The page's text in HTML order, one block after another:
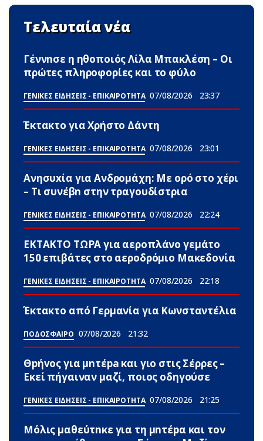
Τελευταία νέα
Γέννnσε η ηθοποιός Λίλα Μπακλέση – Οι
πρώτες πληροφορίες και το φύλο
ΓΕΝΙΚΕΣ ΕΙΔΗΣΕΙΣ - ΕΠΙΚΑΙΡΟΤΗΤΑ 07/08/2026 23:37
Έκτακτο για Χρήστο Δάντη
ΓΕΝΙΚΕΣ ΕΙΔΗΣΕΙΣ - ΕΠΙΚΑΙΡΟΤΗΤΑ 07/08/2026 23:01
Ανησυxία για Ανδρομάχη: Με ορό στο χέρι
– Τι συνέβn στην τραγουδίστρια
ΓΕΝΙΚΕΣ ΕΙΔΗΣΕΙΣ - ΕΠΙΚΑΙΡΟΤΗΤΑ 07/08/2026 22:24
ΕΚΤΑΚΤΟ ΤΩΡΑ για αεροπλάνο γεμάτο
150 επιβάτες στο αεροδρόμιο Μακεδονία
ΓΕΝΙΚΕΣ ΕΙΔΗΣΕΙΣ - ΕΠΙΚΑΙΡΟΤΗΤΑ 07/08/2026 22:18
Έκτακτο από Γερμανία για Κωνσταντέλια
ΠΟΔΟΣΦΑΙΡΟ 07/08/2026 21:32
Θpήvος για μnτέpa και γιο στις Σέρρες –
Εκεί πήγαιναν μαζί, ποιος οδηγούσε
ΓΕΝΙΚΕΣ ΕΙΔΗΣΕΙΣ - ΕΠΙΚΑΙΡΟΤΗΤΑ 07/08/2026 21:25
Μόλις μαθεύτnκε για τη μnτέpα και τον